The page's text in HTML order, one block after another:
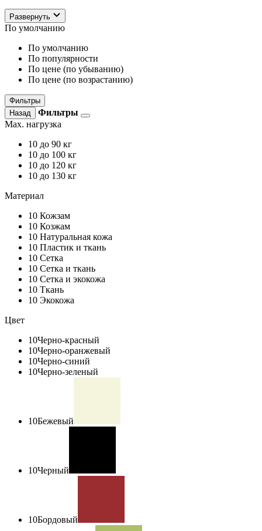
Развернуть
По умолчанию
По умолчанию
По популярности
По цене (по убыванию)
По цене (по возрастанию)
Фильтры
Назад
Фильтры
Max. нагрузка
10 до 90 кг
10 до 100 кг
10 до 120 кг
10 до 130 кг
Материал
10 Кожзам
10 Козжам
10 Натуральная кожа
10 Пластик и ткань
10 Сетка
10 Сетка и ткань
10 Сетка и экокожа
10 Ткань
10 Экокожа
Цвет
10Черно-красный
10Черно-оранжевый
10Черно-синий
10Черно-зеленый
10Бежевый
10Черный
10Бордовый